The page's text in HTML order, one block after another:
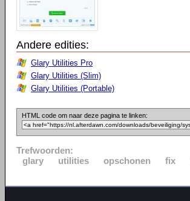
Andere edities:
Glary Utilities Pro
Glary Utilities (Slim)
Glary Utilities (Portable)
HTML code om naar deze pagina te linken:
Trefwoorden:
glary
utilities opschonen fix